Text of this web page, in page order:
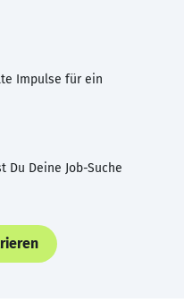
Impulse für ein
Deine Job-Suche